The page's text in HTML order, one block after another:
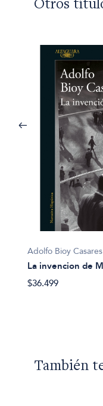
Otros
Adolfo Bioy Casares
La invencion de
$36.499
También